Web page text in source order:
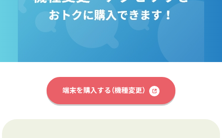
端末を購入する（機種変更）